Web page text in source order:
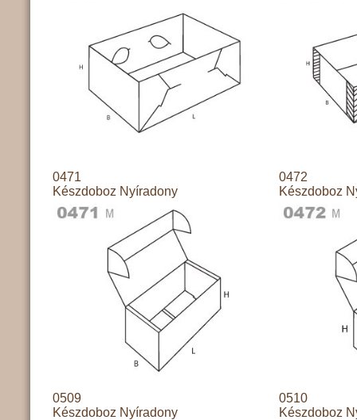
0471
Készdoboz Nyíradony
0472
Készdoboz
0509
Készdoboz Nyíradony
0510
Készdoboz